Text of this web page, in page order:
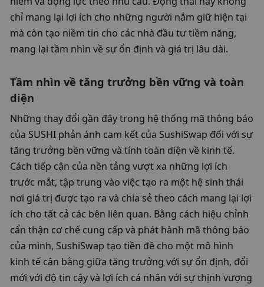
chỉ mang lại lợi ích cho những người nắm giữ hiện tại
mà còn tạo niềm tin cho các nhà đầu tư tiềm năng,
mang lại tầm nhìn về sự ổn định và giá trị lâu dài.
Tầm nhìn về tăng trưởng bền vững và toàn
diện
Những thay đổi gần đây trong hệ thống mã thông báo
của SUSHI phản ánh cam kết của SushiSwap đối với sự
tăng trưởng bền vững và tính toàn diện về kinh tế.
Cách tiếp cận của nền tảng vượt xa những lợi ích
trước mắt, tập trung vào việc tạo ra một hệ sinh thái
nơi giá trị được tạo ra và chia sẻ theo cách mang lại lợi
ích cho tất cả các bên liên quan. Bằng cách hiệu chỉnh
cẩn thận cơ chế cung cấp và phát hành mã thông báo
của mình, SushiSwap tạo tiền đề cho một mô hình
kinh tế cân bằng giữa tăng trưởng với sự ổn định, đổi
mới với độ tin cậy và lợi ích cá nhân với sự thịnh vượng